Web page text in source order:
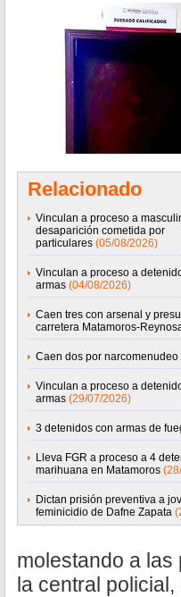
Relacionado
Vinculan a proceso a
desaparición cometida por
particulares (05/08/2026)
Vinculan a proceso a
armas (04/08/2026)
Caen tres con arsenal y
carretera Matamoros-
Caen dos por narcomenudeo
Vinculan a proceso a
armas (29/07/2026)
3 detenidos con armas de
Lleva FGR a proceso a 4
marihuana en Matamoros
Dictan prisión preventiva a
feminicidio de Dafne Zapata
molestando a
la central